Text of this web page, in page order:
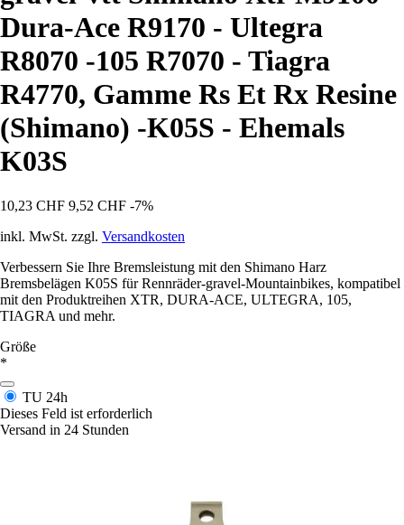
Dura-Ace R9170 - Ultegra
R8070 -105 R7070 - Tiagra
R4770, Gamme Rs Et Rx Resine
(Shimano) -K05S - Ehemals
K03S
10,23 CHF 9,52 CHF -7%
inkl. MwSt. zzgl. Versandkosten
Verbessern Sie Ihre Bremsleistung mit den Shimano Harz
Bremsbelägen K05S für Rennräder-gravel-Mountainbikes, kompatibel
mit den Produktreihen XTR, DURA-ACE, ULTEGRA, 105,
TIAGRA und mehr.
Größe
*
TU 24h
Dieses Feld ist erforderlich
Versand in 24 Stunden